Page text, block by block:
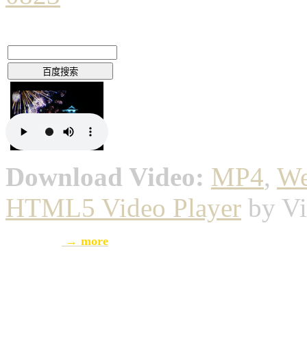
Download Video: MP4,
HTML5 Video Player by
→ more